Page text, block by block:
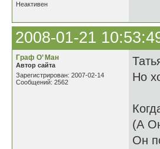
Неактивен
2008-01-21
Граф О’ Ман
Автор сайта
Зарегистрирован: 2007-02-14
Сообщений: 2562
Но
(А
Он